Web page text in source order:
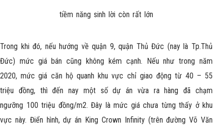
tiềm năng sinh lời còn rất lớn
Trong khi đó, nếu hướng về quận 9, quận Thủ Đức (nay là Tp.Thủ
Đức) mức giá bán cũng không kém cạnh. Nếu như trong năm
2020, mức giá căn hộ quanh khu vực chỉ giao động từ 40 – 55
triệu đồng, thì đến nay một số dự án vừa ra hàng đã chạm
ngưỡng 100 triệu đồng/m2. Đây là mức giá chưa từng thấy ở khu
vực này. Điển hình, dự án King Crown Infinity (trên đường Võ Văn